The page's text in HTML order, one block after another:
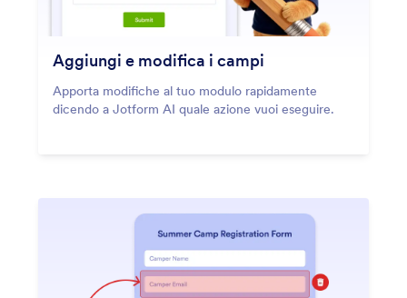
Aggiungi e modifica i campi
Apporta modifiche al tuo modulo rapidamente
dicendo a Jotform AI quale azione vuoi eseguire.